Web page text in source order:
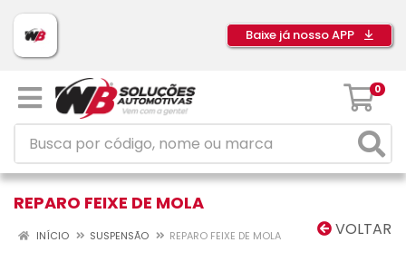
Baixe já nosso APP
0
REPARO FEIXE DE MOLA
VOLTAR
INÍCIO SUSPENSÃO REPARO FEIXE DE MOLA